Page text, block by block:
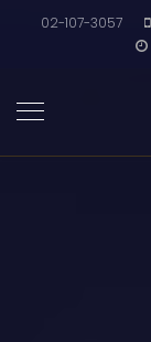
02-107-3057